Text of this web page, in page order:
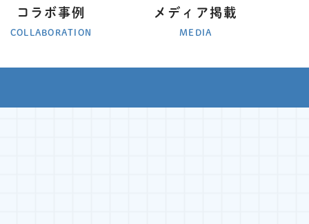
コラボ事例
COLLABORATION
メディア掲載
MEDIA